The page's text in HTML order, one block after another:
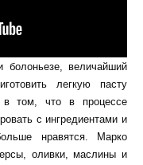
болоньезе, величайший
легкую пасту
в том, что в процессе
с ингредиентами и
нравятся. Марко
оливки, маслины и